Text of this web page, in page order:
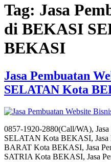
Tag: Jasa
di BEKASI
BEKASI
Jasa Pembuatan
SELATAN Kota
0857-1920-2880(Call/WA),
SELATAN Kota BEKASI, Jasa
BARAT Kota BEKASI, Jasa
SATRIA Kota BEKASI, Jasa